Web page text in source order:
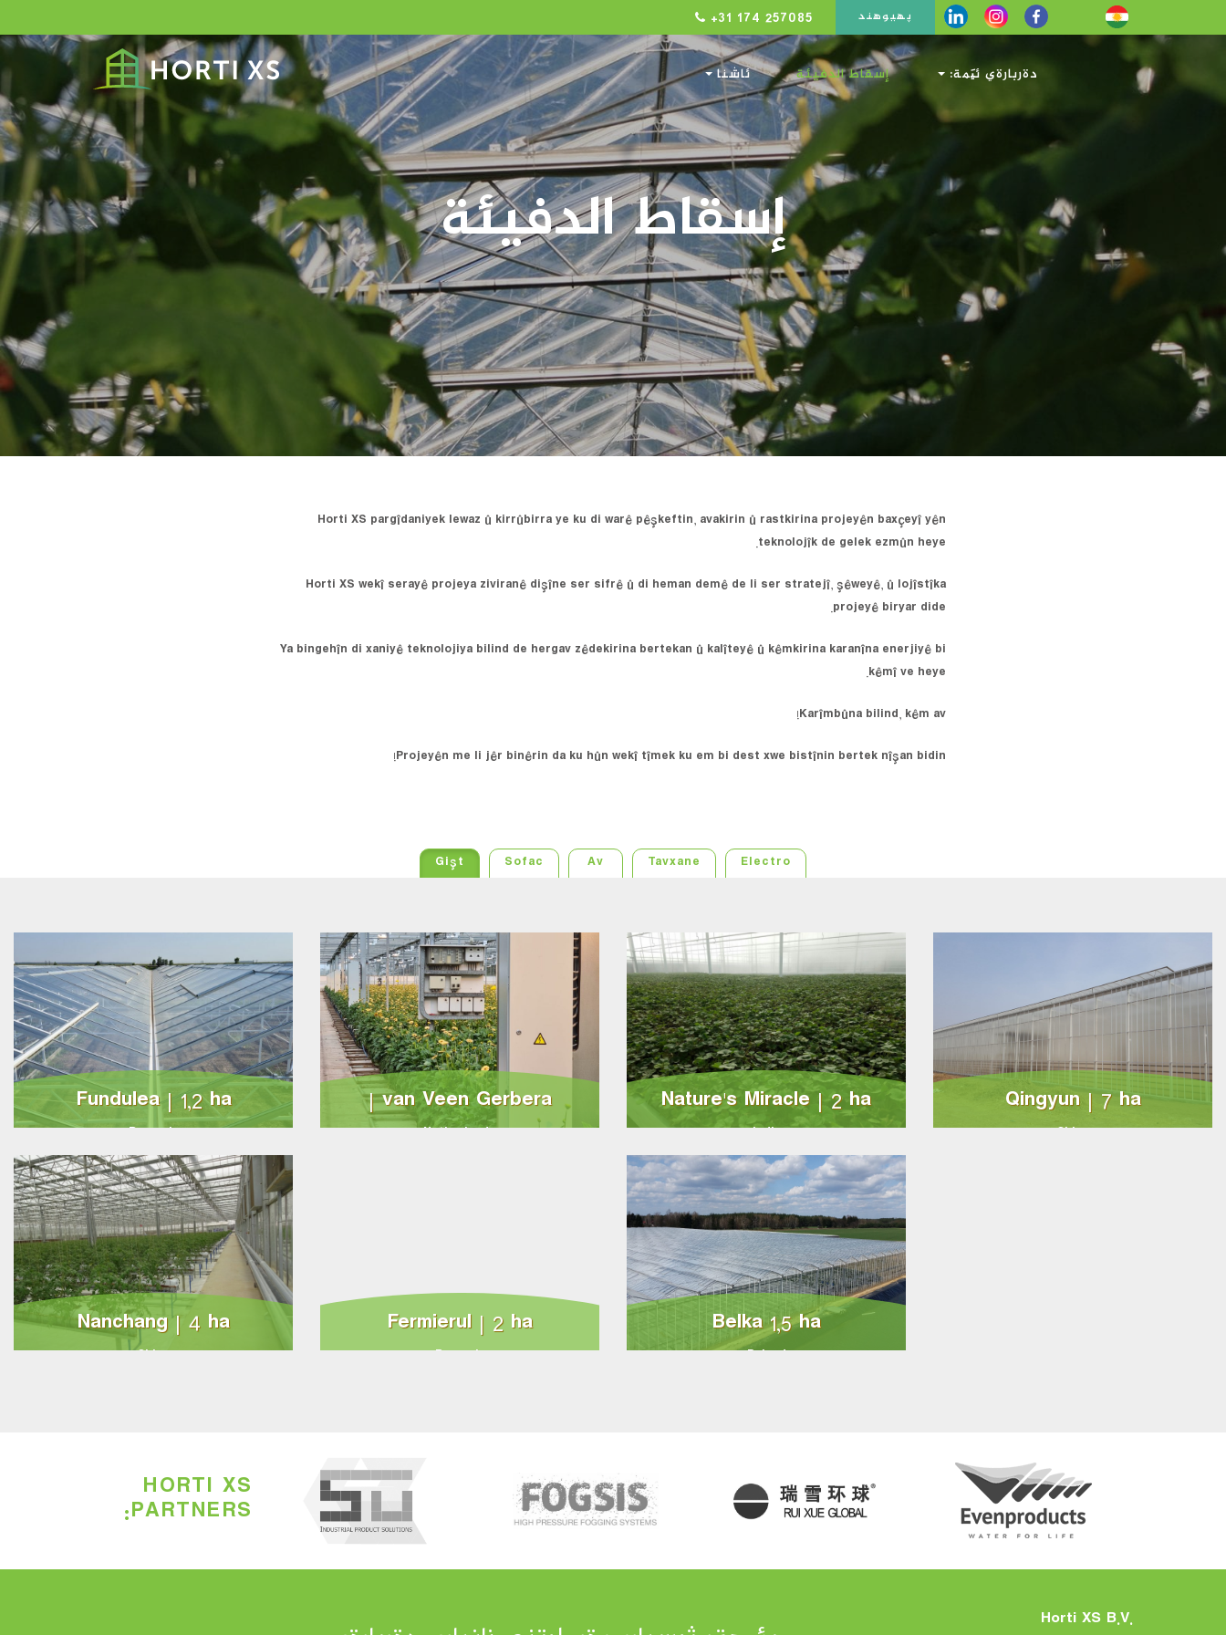
+31 174 257085 پهیوهند
ئاشنا إسقاط الدفيئة دةربارةي ئيَمة:
إسقاط الدفيئة
Horti XS pargîdaniyek lewaz û kirrûbirra ye ku di warê pêşkeftin, avakirin û rastkirina projeyên baxçeyî yên
teknolojîk de gelek ezmûn heye.
Horti XS wekî serayê projeya ziviranê dişîne ser sifrê û di heman demê de li ser stratejî, şêweyê, û lojîstîka
projeyê biryar dide.
Ya bingehîn di xaniyê teknolojiya bilind de hergav zêdekirina bertekan û kalîteyê û kêmkirina karanîna enerjiyê bi
kêmî ve heye.
Karîmbûna bilind, kêm av!
Projeyên me li jêr binêrin da ku hûn wekî tîmek ku em bi dest xwe bistînin bertek nîşan bidin!
‫Gişt Sofac Av Tavxane Electro
Fundulea | 1,2 ha van Veen Gerbera | Nature's Miracle | 2 ha Qingyun | 7 ha
Nanchang | 4 ha Fermierul | 2 ha Belka 1,5 ha
HORTI XS
PARTNERS:
.Horti XS B.V